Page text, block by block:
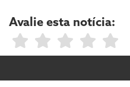
Avalie esta notícia: